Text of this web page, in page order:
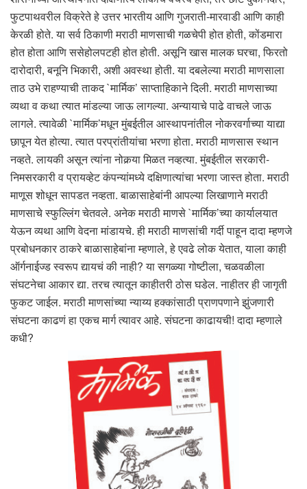
फुटपाथवरील विक्रेते हे उत्तर भारतीय आणि गुजराती-मारवाडी आणि काही
केरळी होते. या सर्व ठिकाणी मराठी माणसाची गळचेपी होत होती, कोंडमारा
होत होता आणि ससेहोलपटही होत होती. असूनि खास मालक घरचा, फिरतो
दारोदारी, बनूनि भिकारी, अशी अवस्था होती. या दबलेल्या मराठी माणसाला
ताठ उभे राहण्याची ताकद `मार्मिक’ साप्ताहिकाने दिली. मराठी माणसाच्या
व्यथा व कथा त्यात मांडल्या जाऊ लागल्या. अन्यायाचे पाढे वाचले जाऊ
लागले. त्यावेळी `मार्मिक’मधून मुंबईतील आस्थापनांतील नोकरवर्गाच्या याद्या
छापून येत होत्या. त्यात परप्रांतीयांचा भरणा होता. मराठी माणसास स्थान
नव्हते. लायकी असून त्यांना नोकर्‍या मिळत नव्हत्या. मुंबईतील सरकारी-
निमसरकारी व प्रायव्हेट कंपन्यांमध्ये दक्षिणात्यांचा भरणा जास्त होता. मराठी
माणूस शोधून सापडत नव्हता. बाळासाहेबांनी आपल्या लिखाणाने मराठी
माणसाचे स्फुल्लिंग चेतवले. अनेक मराठी माणसे `मार्मिक’च्या कार्यालयात
येऊन व्यथा आणि वेदना मांडायचे. ही मराठी माणसांची गर्दी पाहून दादा म्हणजे
प्रबोधनकार ठाकरे बाळासाहेबांना म्हणाले, हे एवढे लोक येतात, याला काही
ऑर्गनाईज्ड स्वरूप द्यायचं की नाही? या सगळ्या गोष्टीला, चळवळीला
संघटनेचा आकार द्या. तरच त्यातून काहीतरी ठोस घडेल. नाहीतर ही जागृती
फुकट जाईल. मराठी माणसांच्या न्याय्य हक्कांसाठी प्राणपणाने झुंजणारी
संघटना काढणं हा एकच मार्ग त्यावर आहे. संघटना काढायची! दादा म्हणाले
कधी?